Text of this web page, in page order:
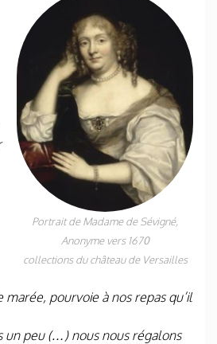
Portrait de Madame de Sévigné,
Anonyme vers 1670
collections du château de Versailles
marée, pourvoie à nos repas qu’il
un peu (…) nous nous régalons